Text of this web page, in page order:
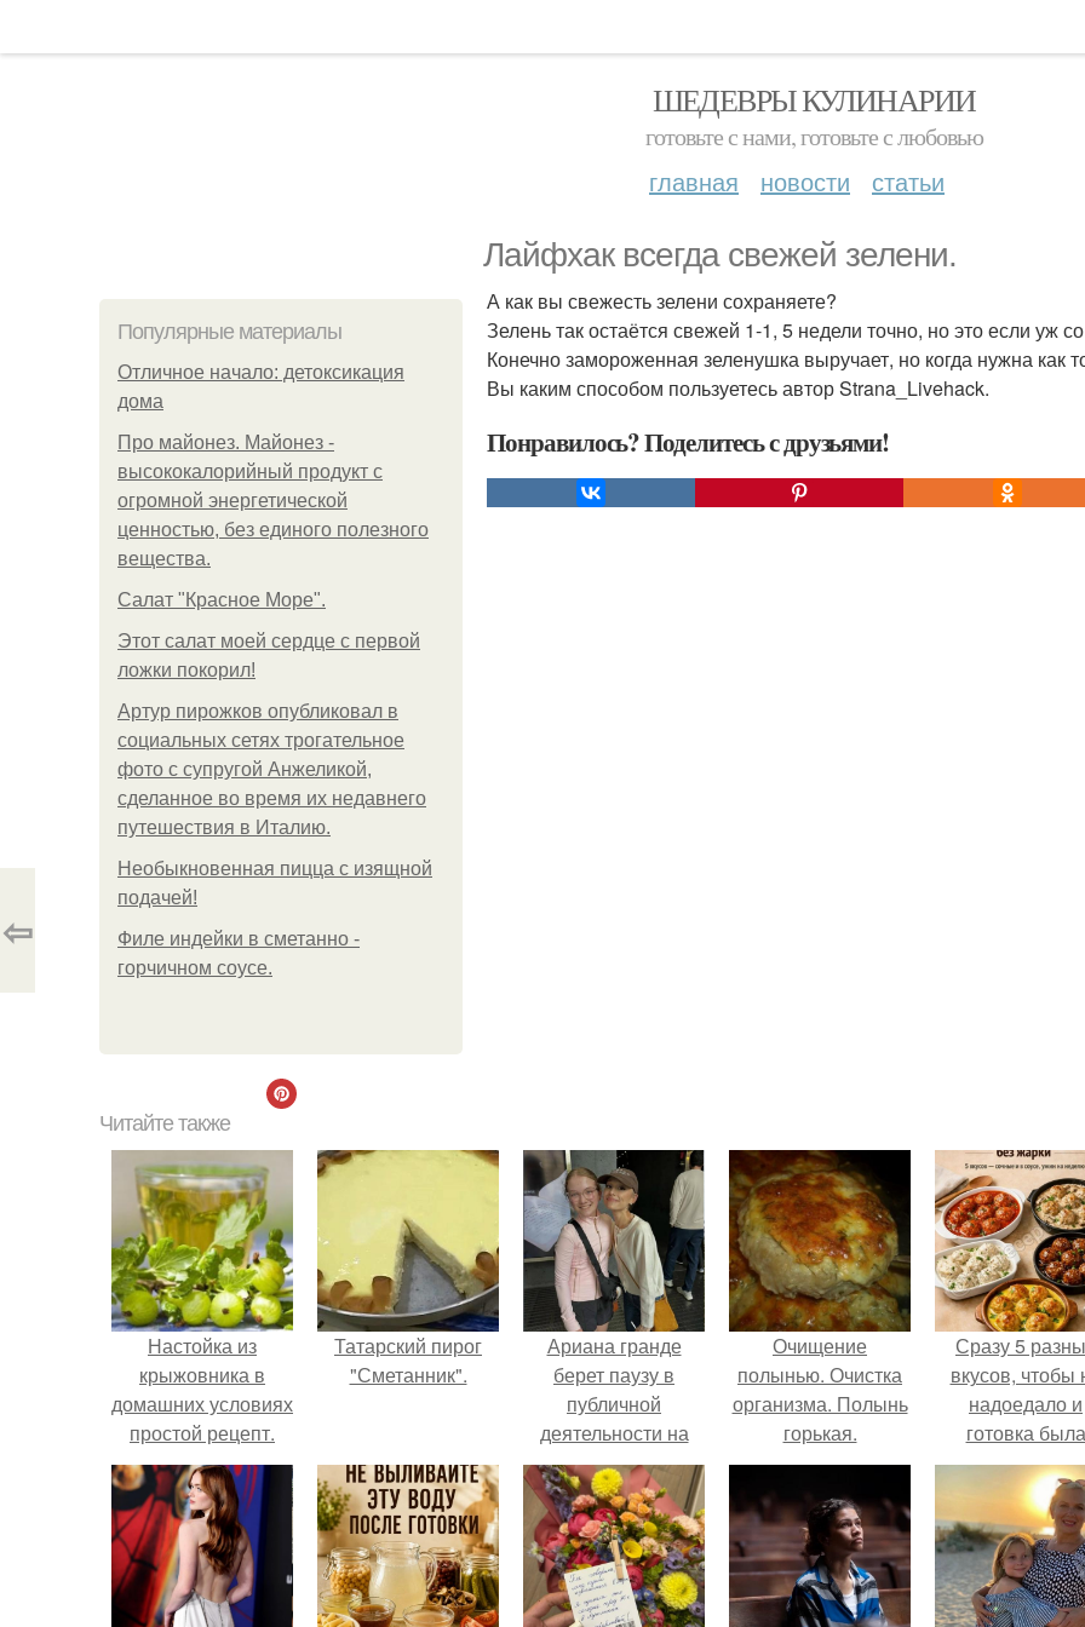
ШЕДЕВРЫ КУЛИНАРИИ
готовьте с нами, готовьте с любовью
главная новости статьи
Лайфхак всегда свежей зелени.
Популярные материалы
Отличное начало: детоксикация
дома
Про майонез. Майонез -
высококалорийный продукт с
огромной энергетической
ценностью, без единого полезного
вещества.
Салат "Красное Море".
Этот салат моей сердце с первой
ложки покорил!
Артур пирожков опубликовал в
социальных сетях трогательное
фото с супругой Анжеликой,
сделанное во время их недавнего
путешествия в Италию.
Необыкновенная пицца с изящной
подачей!
Филе индейки в сметанно -
горчичном соусе.
А как вы свежесть зелени сохраняете?
Зелень так остаётся свежей 1-1, 5 недели точно, но это если уж
Конечно замороженная зеленушка выручает, но когда нужна как
Вы каким способом пользуетесь автор Strana_Livehack.
Понравилось? Поделитесь с друзьями!
⇦
Читайте также
Настойка из
крыжовника в
домашних условиях
простой рецепт.
Ликёр, вино и
наливка из
крыжовника.
Татарский пирог
"Сметанник".
Ариана гранде
берет паузу в
публичной
деятельности на
фоне слухов о
своем здоровье.
Очищение
полынью. Очистка
организма. Полынь
горькая.
Сразу 5
вкусов, чтобы
надоедало и
готовка была
проще.